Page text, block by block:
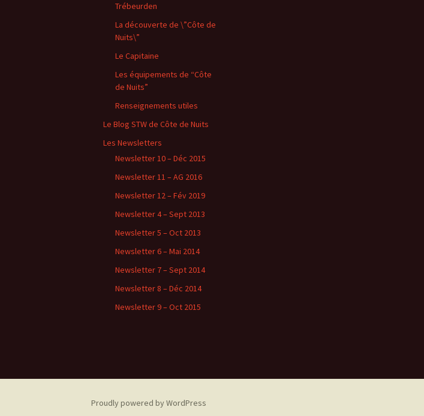
Trébeurden
La découverte de \”Côte de
Nuits\”
Le Capitaine
Les équipements de “Côte
de Nuits”
Renseignements utiles
Le Blog STW de Côte de Nuits
Les Newsletters
Newsletter 10 – Déc 2015
Newsletter 11 – AG 2016
Newsletter 12 – Fév 2019
Newsletter 4 – Sept 2013
Newsletter 5 – Oct 2013
Newsletter 6 – Mai 2014
Newsletter 7 – Sept 2014
Newsletter 8 – Déc 2014
Newsletter 9 – Oct 2015
Proudly powered by WordPress